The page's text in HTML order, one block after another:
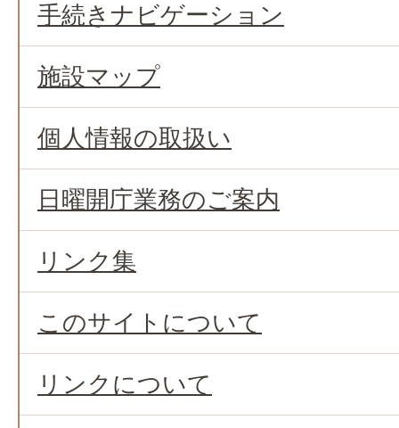
手続きナビゲーション
施設マップ
個人情報の取扱い
日曜開庁業務のご案内
リンク集
このサイトについて
リンクについて